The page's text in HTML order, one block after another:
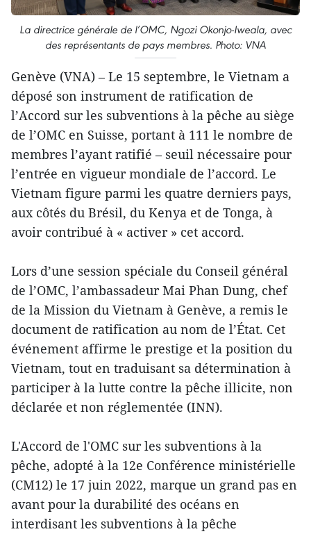
La directrice générale de l’OMC, Ngozi Okonjo-Iweala, avec
des représentants de pays membres. Photo: VNA
Genève (VNA) – Le 15 septembre, le Vietnam a
déposé son instrument de ratification de
l’Accord sur les subventions à la pêche au siège
de l’OMC en Suisse, portant à 111 le nombre de
membres l’ayant ratifié – seuil nécessaire pour
l’entrée en vigueur mondiale de l’accord. Le
Vietnam figure parmi les quatre derniers pays,
aux côtés du Brésil, du Kenya et de Tonga, à
avoir contribué à « activer » cet accord.
Lors d’une session spéciale du Conseil général
de l’OMC, l’ambassadeur Mai Phan Dung, chef
de la Mission du Vietnam à Genève, a remis le
document de ratification au nom de l’État. Cet
événement affirme le prestige et la position du
Vietnam, tout en traduisant sa détermination à
participer à la lutte contre la pêche illicite, non
déclarée et non réglementée (INN).
L'Accord de l'OMC sur les subventions à la
pêche, adopté à la 12e Conférence ministérielle
(CM12) le 17 juin 2022, marque un grand pas en
avant pour la durabilité des océans en
interdisant les subventions à la pêche